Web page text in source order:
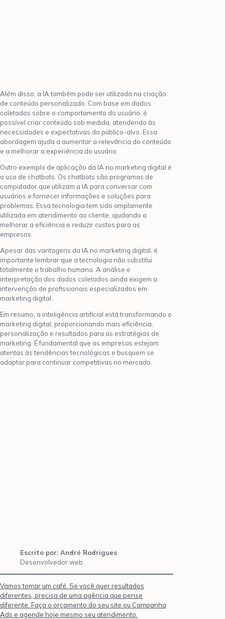
Além disso, a IA também pode ser utilizada na criação
de conteúdo personalizado. Com base em dados
coletados sobre o comportamento do usuário, é
possível criar conteúdo sob medida, atendendo às
necessidades e expectativas do público-alvo. Essa
abordagem ajuda a aumentar a relevância do conteúdo
e a melhorar a experiência do usuário.
Outro exemplo de aplicação da IA no marketing digital é
o uso de chatbots. Os chatbots são programas de
computador que utilizam a IA para conversar com
usuários e fornecer informações e soluções para
problemas. Essa tecnologia tem sido amplamente
utilizada em atendimento ao cliente, ajudando a
melhorar a eficiência e reduzir custos para as
empresas.
Apesar das vantagens da IA no marketing digital, é
importante lembrar que a tecnologia não substitui
totalmente o trabalho humano. A análise e
interpretação dos dados coletados ainda exigem a
intervenção de profissionais especializados em
marketing digital.
Em resumo, a inteligência artificial está transformando o
marketing digital, proporcionando mais eficiência,
personalização e resultados para as estratégias de
marketing. É fundamental que as empresas estejam
atentas às tendências tecnológicas e busquem se
adaptar para continuar competitivas no mercado.
Escrito por: André Rodrigues
Desenvolvedor web
Vamos tomar um café. Se você quer resultados
diferentes, precisa de uma agência que pense
diferente. Faça o orçamento do seu site ou Campanha
Ads e agende hoje mesmo seu atendimento.